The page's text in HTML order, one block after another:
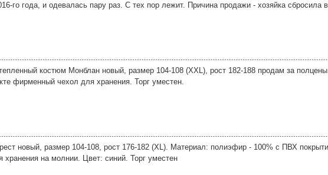
го года, и одевалась пару раз. С тех пор лежит. Причина продажи - хозяйка сбросила
костюм Монблан новый, размер 104-108 (XXL), рост 182-188 продам за
фирменный чехол для хранения. Торг уместен.
новый, размер 104-108, рост 176-182 (XL). Материал: полиэфир - 100% с ПВХ
хранения на молнии. Цвет: синий. Торг уместен